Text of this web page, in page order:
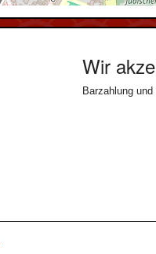
Wir
Barzahlung und